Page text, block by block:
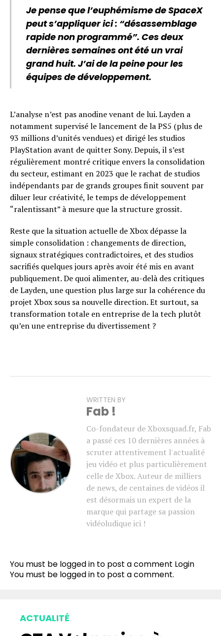
Je pense que l’euphémisme de SpaceX
peut s’appliquer ici : “désassemblage
rapide non programmé”. Ces deux
dernières semaines ont été un vrai
grand huit. J’ai de la peine pour les
équipes de développement.
L’analyse n’est pas anodine venant de lui. Layden a
notamment supervisé le lancement de la PS5 (plus de
93 millions d’unités vendues) et dirigé les studios
PlayStation avant de quitter Sony. Depuis, il s’est
régulièrement montré critique envers la consolidation
du secteur, estimant en 2023 que le rachat de studios
indépendants par de grands groupes finit souvent par
diluer leur créativité, le temps de développement
“ralentissant” à mesure que la structure grossit.
Reste que la situation actuelle de Xbox dépasse la
simple consolidation : changements de direction,
signaux stratégiques contradictoires, et des studios
sacrifiés quelques jours après avoir été mis en avant
publiquement. De quoi alimenter, au-delà des critiques
de Layden, une question plus large sur la cohérence du
projet Xbox sous sa nouvelle direction. Et surtout, sa
transformation totale en entreprise de la tech plutôt
qu’en une entreprise du divertissement ?
WRITTEN BY
Fab !
Co-fondateur de Xboxsquad.fr, Fab
a passé ces 10 dernières années à
scruter attentivement l'actualité
jeu vidéo et plus particulièrement
celle de Xbox. Auteur de milliers
de news, de centaines de vidéos il
est désormais un expert de la
marque qui partage sa passion
vidéoludique ici !
You must be logged in to post a comment Login
You must be logged in to post a comment.
ACTUALITÉ